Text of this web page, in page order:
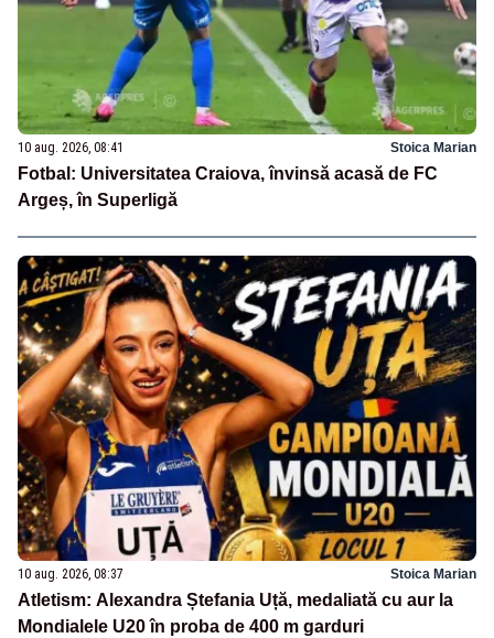
10 aug. 2026, 08:41 Stoica Marian
Fotbal: Universitatea Craiova, învinsă acasă de FC
Argeș, în Superligă
10 aug. 2026, 08:37 Stoica Marian
Atletism: Alexandra Ștefania Uță, medaliată cu aur la
Mondialele U20 în proba de 400 m garduri